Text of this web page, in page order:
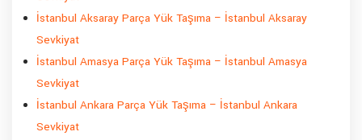
İstanbul Aksaray Parça Yük Taşıma – İstanbul Aksaray
Sevkiyat
İstanbul Amasya Parça Yük Taşıma – İstanbul Amasya
Sevkiyat
İstanbul Ankara Parça Yük Taşıma – İstanbul Ankara
Sevkiyat